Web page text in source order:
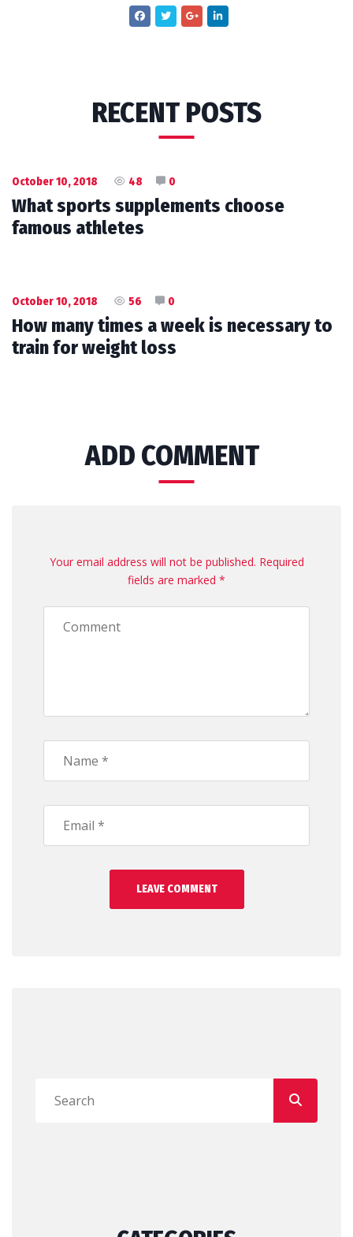
RECENT POSTS
October 10, 2018 48 0
What sports supplements choose
famous athletes
October 10, 2018 56 0
How many times a week is necessary to
train for weight loss
ADD COMMENT
Your email address will not be published. Required
fields are marked *